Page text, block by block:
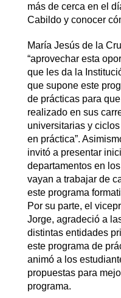
más de cerca en el
Cabildo y conocer
María Jesús de la
“aprovechar esta
que les da la
que supone este
de prácticas para
realizado en sus
universitarias y
en práctica”.
invitó a presentar
departamentos en
vayan a trabajar de
este programa
Por su parte, el
Jorge, agradeció a
distintas entidades
este programa de
animó a los
propuestas para
programa.